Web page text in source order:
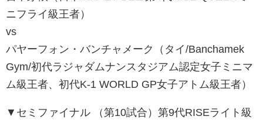
ニフライ級王者）
vs
パヤーフォン・バンチャメーク（タイ/Banchamek
Gym/初代ラジャダムナンスタジアム認定女子ミニマ
ム級王者、初代K-1 WORLD GP女子アトム級王者）
▼セミファイナル （第10試合）第9代RISEライト級